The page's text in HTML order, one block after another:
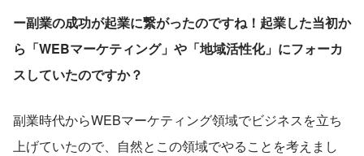
ー副業の成功が起業に繋がったのですね！起業した当初か
ら「WEBマーケティング」や「地域活性化」にフォーカ
スしていたのですか？
副業時代からWEBマーケティング領域でビジネスを立ち
上げていたので、自然とこの領域でやることを考えまし